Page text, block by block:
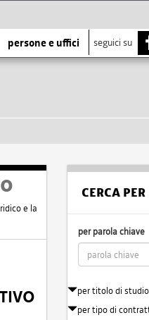
persone e uffici seguici su
e la
CERCA PER
per parola chiave
per titolo di studio
per tipo di